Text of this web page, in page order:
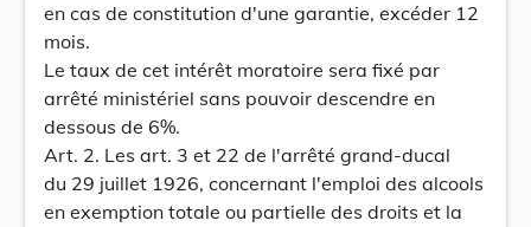
en cas de constitution d'une garantie, excéder 12
mois.
Le taux de cet intérêt moratoire sera fixé par
arrêté ministériel sans pouvoir descendre en
dessous de 6%.
Art. 2. Les art. 3 et 22 de l'arrêté grand-ducal
du 29 juillet 1926, concernant l'emploi des alcools
en exemption totale ou partielle des droits et la